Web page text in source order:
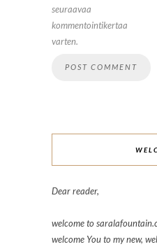
seuraavaa
kommentointikertaa
varten.
Dear reader,
welcome to
welcome You to my new,